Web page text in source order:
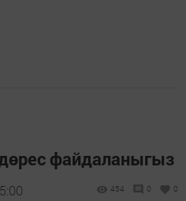
файдаланыгыз
454 0 0